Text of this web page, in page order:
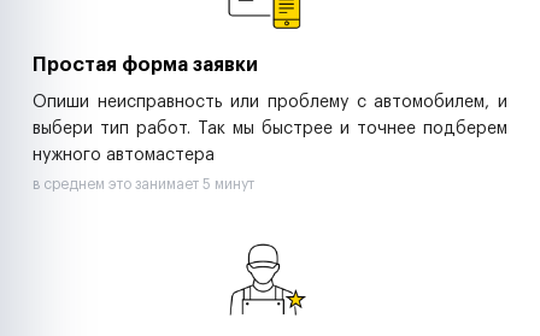
Простая форма заявки
Опиши неисправность или проблему с автомобилем, и
выбери тип работ. Так мы быстрее и точнее подберем
нужного автомастера
в среднем это занимает 5 минут